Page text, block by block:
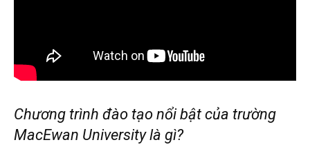
Chương trình đào tạo nổi bật của trường
MacEwan University là gì?